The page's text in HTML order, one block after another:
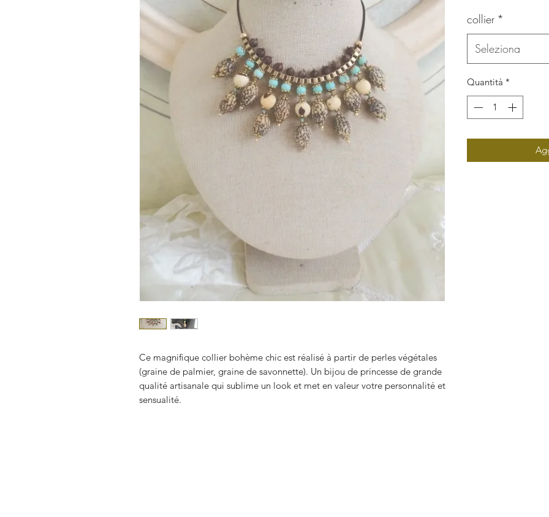
Ce magnifique collier bohème chic est réalisé à partir de perles végétales
(graine de palmier, graine de savonnette). Un bijou de princesse de grande
qualité artisanale qui sublime un look et met en valeur votre personnalité et
sensualité.
collier *
Seleziona
Quantità *